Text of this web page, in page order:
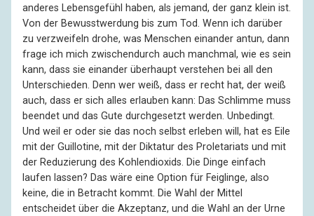
anderes Lebens­gefühl haben, als jemand, der ganz klein ist.
Von der Bewusst­werdung bis zum Tod. Wenn ich darüber
zu verzweifeln drohe, was Menschen einander antun, dann
frage ich mich zwischen­durch auch manchmal, wie es sein
kann, dass sie einander überhaupt verstehen bei all den
Unterschieden. Denn wer weiß, dass er recht hat, der weiß
auch, dass er sich alles erlauben kann: Das Schlimme muss
beendet und das Gute durch­gesetzt werden. Unbedingt.
Und weil er oder sie das noch selbst erleben will, hat es Eile
mit der Guillotine, mit der Diktatur des Prole­tariats und mit
der Redu­zierung des Kohlen­dioxids. Die Dinge einfach
laufen lassen? Das wäre eine Option für Feiglinge, also
keine, die in Betracht kommt. Die Wahl der Mittel
entscheidet über die Akzep­tanz, und die Wahl an der Urne